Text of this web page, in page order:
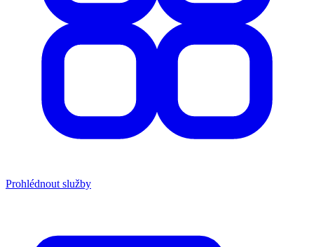
Prohlédnout služby